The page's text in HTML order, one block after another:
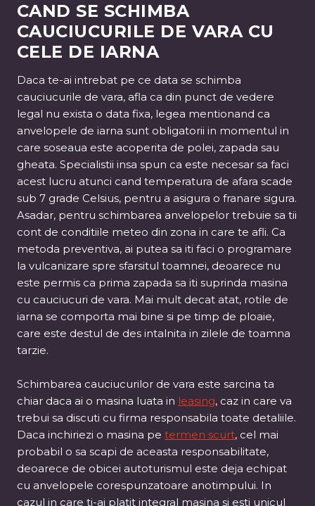
CAND SE SCHIMBA
CAUCIUCURILE DE VARA CU
CELE DE IARNA
Daca te-ai intrebat pe ce data se schimba
cauciucurile de vara, afla ca din punct de vedere
legal nu exista o data fixa, legea mentionand ca
anvelopele de iarna sunt obligatorii in momentul in
care soseaua este acoperita de polei, zapada sau
gheata. Specialistii insa spun ca este necesar sa faci
acest lucru atunci cand temperatura de afara scade
sub 7 grade Celsius, pentru a asigura o franare sigura.
Asadar, pentru schimbarea anvelopelor trebuie sa tii
cont de conditiile meteo din zona in care te afli. Ca
metoda preventiva, ai putea sa iti faci o programare
la vulcanizare spre sfarsitul toamnei, deoarece nu
este permis ca prima zapada sa iti suprinda masina
cu cauciucuri de vara. Mai mult decat atat, rotile de
iarna se comporta mai bine si pe timp de ploaie,
care este destul de des intalnita in zilele de toamna
tarzie.
Schimbarea cauciucurilor de vara este sarcina ta
chiar daca ai o masina luata in leasing, caz in care va
trebui sa discuti cu firma responsabila toate detaliile.
Daca inchiriezi o masina pe termen scurt, cel mai
probabil o sa scapi de aceasta responsabilitate,
deoarece de obicei autoturismul este deja echipat
cu anvelopele corespunzatoare anotimpului. In
cazul in care ti-ai platit integral masina si esti unicul